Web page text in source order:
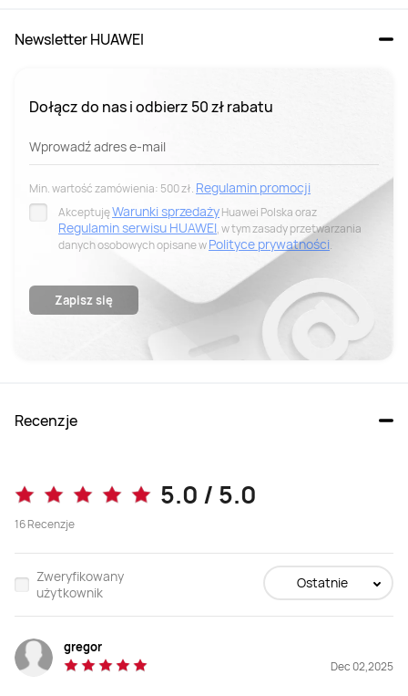
Newsletter HUAWEI
Dołącz do nas i odbierz 50 zł rabatu
Wprowadź adres e-mail
Min. wartość zamówienia: 500 zł. Regulamin promocji
AkceptujęWarunki sprzedażyHuawei Polska oraz
Regulamin serwisu HUAWEI, w tym zasady przetwarzania
danych osobowych opisane wPolityce prywatności.
Wyrażam zgodę na otrzymywanie drogą elektroniczną na
wskazany przeze mnie adres e-mail spersonalizowanych
informacji handlowych, w tym informacji o produktach,
wydarzeniach, promocjach i zniżkach od Huawei Polska.
Przysługuje mi prawo cofnięcia niniejszej zgody w każdym
czasie. Aby to zrobić, należy wejść w ostatni newsletter i kliknąć
„Anuluj subskrypcję” na samym dole.
Zapisz się
Recenzje
5.0 / 5.0
16Recenzje
Zweryfikowany
użytkownik
Ostatnie
gregor
Dec 02,2025